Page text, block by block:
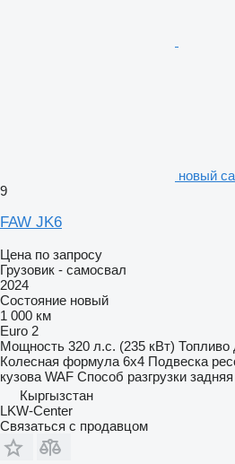
новый
9
FAW JK6
Цена по запросу
Грузовик - самосвал
2024
Состояние новый
1 000 км
Euro 2
Мощность 320 л.с. (235 кВт) Топливо
Колесная формула 6x4 Подвеска
кузова WAF Способ разгрузки задняя
Кыргызстан
LKW-Center
Связаться с продавцом